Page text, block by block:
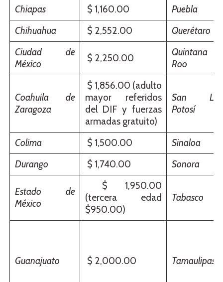
Chiapas $ 1,160.00
Puebla
Chihuahua
$ 2,552.00
Querétaro
Ciudad de
México
$ 2,250.00
Quintana
Roo
Coahuila de
Zaragoza
$ 1,856.00 (adulto
mayor referidos
del DIF y fuerzas
armadas gratuito)
San
Potosí
Colima $ 1,500.00
Sinaloa
Durango
$ 1,740.00 Sonora
Estado de
México
$ 1,950.00
(tercera edad
$950.00)
Tabasco
Guanajuato $ 2,000.00 Tamaulipas